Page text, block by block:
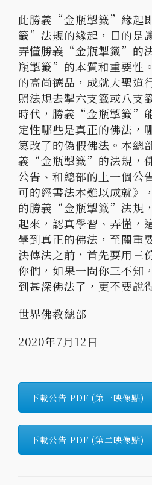
此勝義“金瓶掣籤”緣起
籤”法規的緣起，目的是
弄懂勝義“金瓶掣籤”的
瓶掣籤”的本質和重要性
的高尚德品，成就大聖道
照法規去掣六支籤或八支
時代，勝義“金瓶掣籤”
定性哪些是真正的佛法，
篡改了的偽假佛法。本總
義“金瓶掣籤”的法規，
公告、和總部的上一個公
可的經書法本難以成就》
的勝義“金瓶掣籤”法規
起來，認真學習、弄懂，
學到真正的佛法，至關重
決傳法之前，首先要用三
你們，如果一問你三不知
到甚深佛法了，更不要說
世界佛教總部
2020年7月12日
下載公告 PDF (第一映像點)
下載公告 PDF (第二映像點)